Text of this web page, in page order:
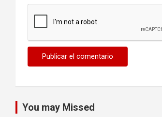
You may Missed